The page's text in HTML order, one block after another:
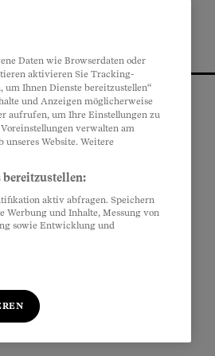
Daten wie Browserdaten oder
aktivieren Sie Tracking-
Ihnen Dienste bereitzustellen“
und Anzeigen möglicherweise
aufrufen, um Ihre Einstellungen zu
verwalten am
Website. Weitere
bereitzustellen:
aktiv abfragen. Speichern
und Inhalte, Messung von
sowie Entwicklung und